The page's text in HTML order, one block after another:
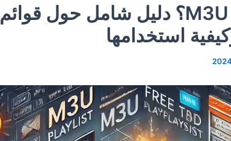
ما هو M3U Playlist؟ دليل شامل حول قوائم